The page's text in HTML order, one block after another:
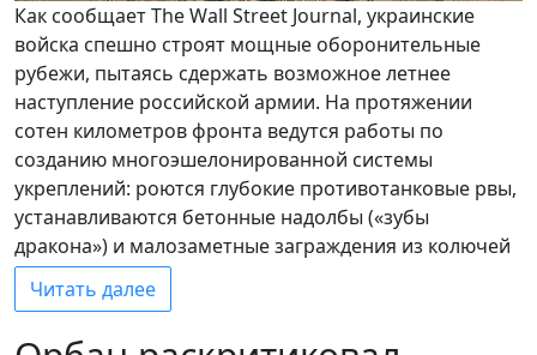
Как сообщает The Wall Street Journal, украинские
войска спешно строят мощные оборонительные
рубежи, пытаясь сдержать возможное летнее
наступление российской армии. На протяжении
сотен километров фронта ведутся работы по
созданию многоэшелонированной системы
укреплений: роются глубокие противотанковые рвы,
устанавливаются бетонные надолбы («зубы
дракона») и малозаметные заграждения из колючей
Читать далее